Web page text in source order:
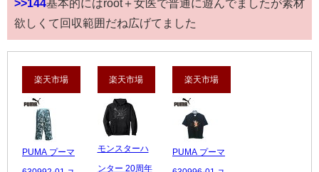
>>144基本的にはroot＋女医で普通に遊んでましたが素材
欲しくて回収範囲だね広げてました
楽天市場
PUMA プーマ
楽天市場
モンスターハ
ンター 20周年
楽天市場
PUMA プーマ